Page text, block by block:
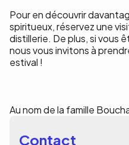
Pour en découvrir
spiritueux, réservez une
distillerie. De plus, si vous
nous vous invitons à
estival !
Au nom de la famille
Contact